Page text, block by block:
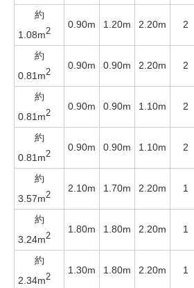
約
1.08m2
0.90m 1.20m 2.20m 2
約
0.81m2
0.90m 0.90m 2.20m 2
約
0.81m2
0.90m 0.90m 1.10m 2
約
0.81m2
0.90m 0.90m 1.10m 2
約
3.57m2
2.10m 1.70m 2.20m 1
約
3.24m2
1.80m 1.80m 2.20m 1
約
2.34m2
1.30m 1.80m 2.20m 1